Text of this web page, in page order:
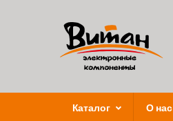
Каталог О нас